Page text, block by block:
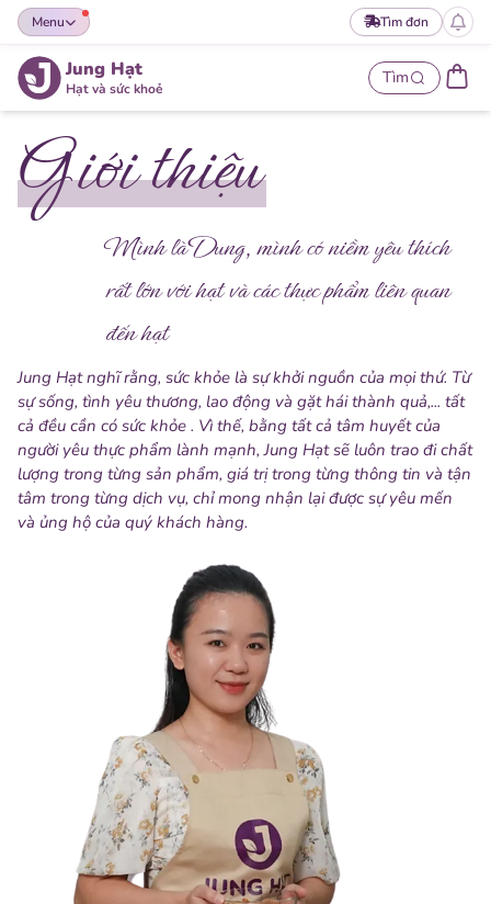
Menu Tìm đơn
Jung Hạt
Hạt và sức khoẻ
Tìm
Giới thiệu
Mình là Dung, mình có niềm yêu thích
rất lớn với hạt và các thực phẩm liên quan
đến hạt
Jung Hạt nghĩ rằng, sức khỏe là sự khởi nguồn của mọi thứ. Từ
sự sống, tình yêu thương, lao động và gặt hái thành quả,... tất
cả đều cần có sức khỏe . Vì thế, bằng tất cả tâm huyết của
người yêu thực phẩm lành mạnh, Jung Hạt sẽ luôn trao đi chất
lượng trong từng sản phẩm, giá trị trong từng thông tin và tận
tâm trong từng dịch vụ, chỉ mong nhận lại được sự yêu mến
và ủng hộ của quý khách hàng.